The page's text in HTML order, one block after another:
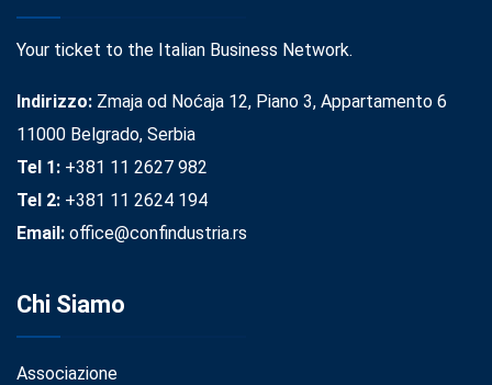
Your ticket to the Italian Business Network.
Indirizzo: Zmaja od Noćaja 12, Piano 3, Appartamento 6
11000 Belgrado, Serbia
Tel 1: +381 11 2627 982
Tel 2: +381 11 2624 194
Email: office@confindustria.rs
Chi Siamo
Associazione